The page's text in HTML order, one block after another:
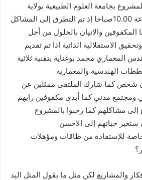
بجامعة العلوم الطبيعية بولاية
سيدي بلعباس على الساعة 10.00صباحا إذ تم التطرق إلى المشاكل
المكفوفين والاتيان بالحلول من أجل
الاستقلالية الذاتية اذا تم تقديم
محمد بوغناية بتقنية ثلاثية
الهندسية والمعمارية
شخص كما شارك الملتقى ممثلين عن
ومجتمع مدني كما أبدى مكفوفين رايهم
مشاكلهم كما رحبوا بالمشروع
حياتهم إلى الاحسن
للإستفادة من طاقات ومؤهلات
والمشاريع لكن مثل ما يقول المثل اليد